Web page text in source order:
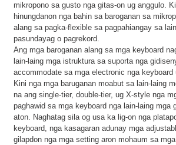
mikropono sa gusto nga gitas-on ug anggulo.
hinungdanon nga bahin sa baroganan sa
alang sa pagka-flexible sa pagpahiangay sa
pasundayag o pagrekord.
Ang mga baroganan alang sa mga keyboard
lain-laing mga istruktura sa suporta nga
accommodate sa mga electronic nga keyboard
Kini nga mga baruganan moabut sa lain-laing
na ang single-tier, double-tier, ug X-style nga
paghawid sa mga keyboard nga lain-laing mga
aton. Naghatag sila og usa ka lig-on nga
keyboard, nga kasagaran adunay mga
gilapdon nga mga setting aron mohaum sa